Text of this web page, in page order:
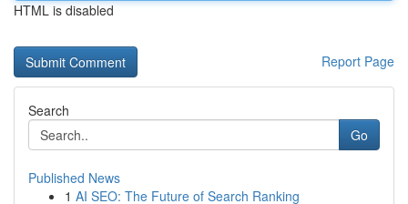
HTML is disabled
Report Page
Search
Go
Published News
1 AI SEO: The Future of Search Ranking